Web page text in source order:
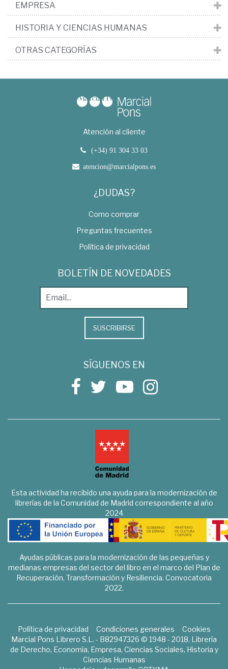
EMPRESA
HISTORIA Y CIENCIAS HUMANAS
OTRAS CATEGORÍAS
Atención al cliente
(+34) 91 304 33 03
atencion@marcialpons.es
¿DUDAS?
Como comprar
Preguntas frecuentes
Política de privacidad
BOLETÍN DE NOVEDADES
SUSCRIBIRSE
SÍGUENOS EN
Esta actividad ha recibido una ayuda para la modernización de
librerías de la Comunidad de Madrid correspondiente al año
2024
Ayudas públicas para la modernización de las pequeñas y
medianas empresas del sector del libro en el marco del Plan de
Recuperación, Transformación y Resiliencia. Convocatoria
2022.
Política de privacidad Condiciones generales
Cookies
Marcial Pons Librero S.L. - B82947326 © 1948 - 2018. Librería
de Derecho, Economía, Empresa, Ciencias Sociales, Historia y
Ciencias Humanas